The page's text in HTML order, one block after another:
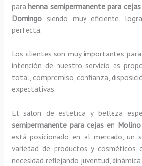
parahenna semipermanente para cejas
Domingosiendo muy eficiente,
perfecta.
Los clientes son muy importantes
intención de nuestro servicio es
total, compromiso, confianza,
expectativas.
El salón de estética y belleza
semipermanente para cejas en
está posicionado en el mercado, un
variedad de productos y cosméticos
necesidad reflejando juventud,